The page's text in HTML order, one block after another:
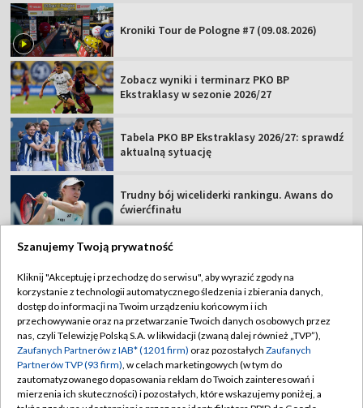
Kroniki Tour de Pologne #7 (09.08.2026)
Zobacz wyniki i terminarz PKO BP
Ekstraklasy w sezonie 2026/27
Tabela PKO BP Ekstraklasy 2026/27: sprawdź
aktualną sytuację
Trudny bój wiceliderki rankingu. Awans do
ćwierćfinału
TVP
Abonament TVP
Sklep TVP
Biuro Reklamy
Oferta Handlowa
Regulamin TVP
Polityka prywatności
Moje zgody
Biuro reklamy
Szanujemy Twoją prywatność
Kliknij "Akceptuję i przechodzę do serwisu", aby wyrazić zgody na
korzystanie z technologii automatycznego śledzenia i zbierania danych,
dostęp do informacji na Twoim urządzeniu końcowym i ich
przechowywanie oraz na przetwarzanie Twoich danych osobowych przez
nas, czyli Telewizję Polską S.A. w likwidacji (zwaną dalej również „TVP”),
Zaufanych Partnerów z IAB* (1201 firm) oraz pozostałych Zaufanych
Partnerów TVP (93 firm), w celach marketingowych (w tym do
zautomatyzowanego dopasowania reklam do Twoich zainteresowań i
mierzenia ich skuteczności) i pozostałych, które wskazujemy poniżej, a